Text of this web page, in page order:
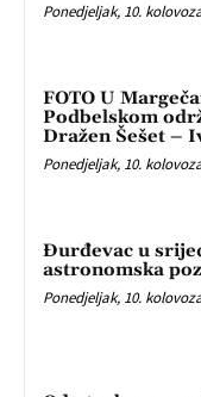
Ponedjeljak, 10.
FOTO U
Podbelskom
Dražen Šešet –
Ponedjeljak, 10.
Đurđevac u
astronomska
Ponedjeljak, 10.